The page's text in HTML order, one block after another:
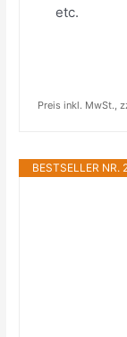
etc.
Preis inkl. MwSt.,
BESTSELLER NR.